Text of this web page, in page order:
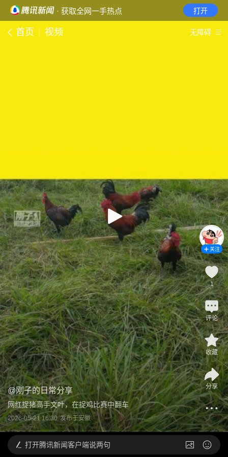
· 获取全网一手热点 打开
首页 视频 无障碍
@刚子的日常分享
网红捉猪高手文叶，在捉鸡比赛中翻车
2026-05-21 16:30 发布于安徽
关注
1
评论
收藏
分享
打开腾讯新闻客户端说两句